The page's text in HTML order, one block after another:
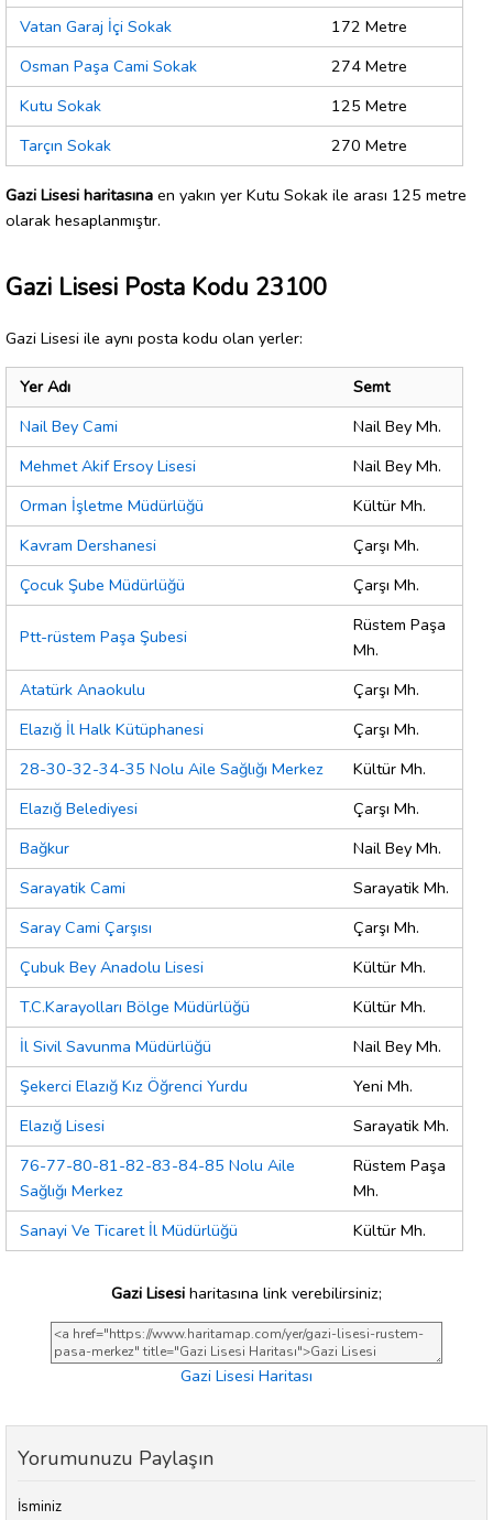
Vatan Garaj İçi Sokak
172 Metre
Osman Paşa Cami Sokak
274 Metre
Kutu Sokak
125 Metre
Tarçın Sokak
270 Metre
Gazi Lisesi haritasına en yakın yer Kutu Sokak ile arası 125 metre
olarak hesaplanmıştır.
Gazi Lisesi Posta Kodu 23100
Gazi Lisesi ile aynı posta kodu olan yerler:
Yer Adı
Semt
Nail Bey Cami
Nail Bey Mh.
Mehmet Akif Ersoy Lisesi
Nail Bey Mh.
Orman İşletme Müdürlüğü
Kültür Mh.
Kavram Dershanesi
Çarşı Mh.
Çocuk Şube Müdürlüğü
Çarşı Mh.
Ptt-rüstem Paşa Şubesi
Rüstem Paşa
Mh.
Atatürk Anaokulu
Çarşı Mh.
Elazığ İl Halk Kütüphanesi
Çarşı Mh.
28-30-32-34-35 Nolu Aile Sağlığı Merkez
Kültür Mh.
Elazığ Belediyesi
Çarşı Mh.
Bağkur
Nail Bey Mh.
Sarayatik Cami
Sarayatik Mh.
Saray Cami Çarşısı
Çarşı Mh.
Çubuk Bey Anadolu Lisesi
Kültür Mh.
T.C.Karayolları Bölge Müdürlüğü
Kültür Mh.
İl Sivil Savunma Müdürlüğü
Nail Bey Mh.
Şekerci Elazığ Kız Öğrenci Yurdu
Yeni Mh.
Elazığ Lisesi
Sarayatik Mh.
76-77-80-81-82-83-84-85 Nolu Aile
Sağlığı Merkez
Rüstem Paşa
Mh.
Sanayi Ve Ticaret İl Müdürlüğü
Kültür Mh.
Gazi Lisesi haritasına link verebilirsiniz;
Gazi Lisesi Haritası
Yorumunuzu Paylaşın
İsminiz